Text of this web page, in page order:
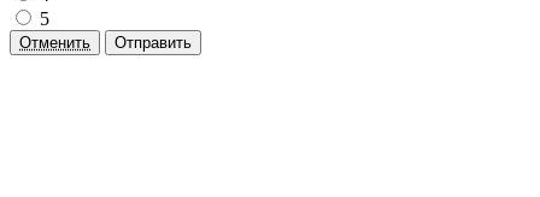
5
Отменить Отправить